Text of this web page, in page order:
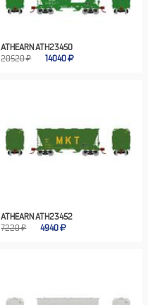
ATHEARN ATH23450
20520 ₽
14040
ATHEARN ATH23452
7220 ₽
4940